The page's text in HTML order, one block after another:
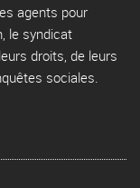
agents pour
le syndicat
droits, de leurs
sociales.